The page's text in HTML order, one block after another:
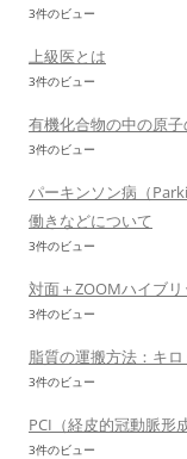
3件のビュー
上級医とは
3件のビュー
有機化合物の中の原
3件のビュー
パーキンソン病（
働きなどについて
3件のビュー
対面＋ZOOMハイブ
3件のビュー
脂質の運搬方法：キ
3件のビュー
PCI（経皮的冠動脈形
3件のビュー